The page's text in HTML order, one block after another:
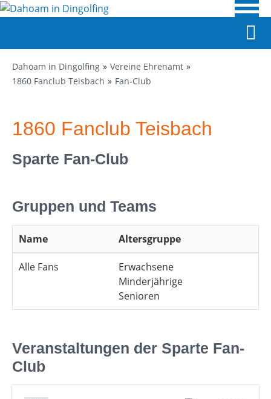
Dahoam in Dingolfing
Vereine Ehrenamt
1860 Fanclub Teisbach
Fan-Club
1860 Fanclub Teisbach
Sparte Fan-Club
Gruppen und Teams
Name Altersgruppe
Alle Fans
Erwachsene
Minderjährige
Senioren
Veranstaltungen der Sparte Fan-
Club